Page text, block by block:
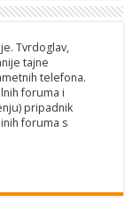
Tvrdoglav,
tajne
telefona.
foruma i
pripadnik
foruma s